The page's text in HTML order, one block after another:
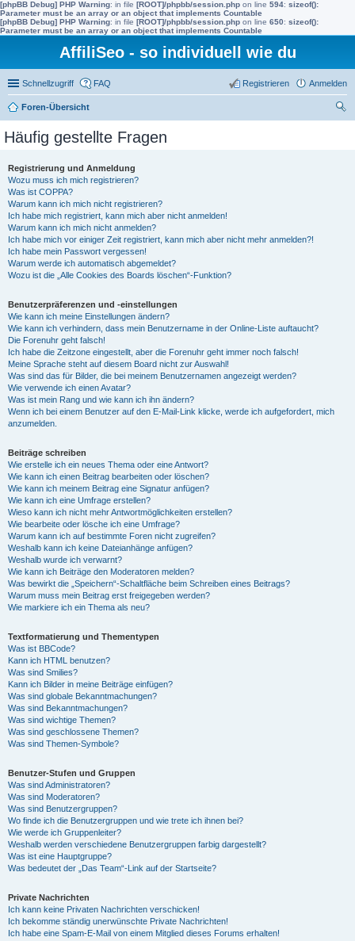
[phpBB Debug] PHP Warning: in file [ROOT]/phpbb/session.php on line 594: sizeof():
Parameter must be an array or an object that implements Countable
[phpBB Debug] PHP Warning: in file [ROOT]/phpbb/session.php on line 650: sizeof():
Parameter must be an array or an object that implements Countable
AffiliSeo - so individuell wie du
Schnellzugriff FAQ Anmelden
Registrieren
Foren-Übersicht
Häufig gestellte Fragen
Registrierung und Anmeldung
Wozu muss ich mich registrieren?
Was ist COPPA?
Warum kann ich mich nicht registrieren?
Ich habe mich registriert, kann mich aber nicht anmelden!
Warum kann ich mich nicht anmelden?
Ich habe mich vor einiger Zeit registriert, kann mich aber nicht mehr anmelden?!
Ich habe mein Passwort vergessen!
Warum werde ich automatisch abgemeldet?
Wozu ist die „Alle Cookies des Boards löschen“-Funktion?
Benutzerpräferenzen und -einstellungen
Wie kann ich meine Einstellungen ändern?
Wie kann ich verhindern, dass mein Benutzername in der Online-Liste auftaucht?
Die Forenuhr geht falsch!
Ich habe die Zeitzone eingestellt, aber die Forenuhr geht immer noch falsch!
Meine Sprache steht auf diesem Board nicht zur Auswahl!
Was sind das für Bilder, die bei meinem Benutzernamen angezeigt werden?
Wie verwende ich einen Avatar?
Was ist mein Rang und wie kann ich ihn ändern?
Wenn ich bei einem Benutzer auf den E-Mail-Link klicke, werde ich aufgefordert, mich
anzumelden.
Beiträge schreiben
Wie erstelle ich ein neues Thema oder eine Antwort?
Wie kann ich einen Beitrag bearbeiten oder löschen?
Wie kann ich meinem Beitrag eine Signatur anfügen?
Wie kann ich eine Umfrage erstellen?
Wieso kann ich nicht mehr Antwortmöglichkeiten erstellen?
Wie bearbeite oder lösche ich eine Umfrage?
Warum kann ich auf bestimmte Foren nicht zugreifen?
Weshalb kann ich keine Dateianhänge anfügen?
Weshalb wurde ich verwarnt?
Wie kann ich Beiträge den Moderatoren melden?
Was bewirkt die „Speichern“-Schaltfläche beim Schreiben eines Beitrags?
Warum muss mein Beitrag erst freigegeben werden?
Wie markiere ich ein Thema als neu?
Textformatierung und Thementypen
Was ist BBCode?
Kann ich HTML benutzen?
Was sind Smilies?
Kann ich Bilder in meine Beiträge einfügen?
Was sind globale Bekanntmachungen?
Was sind Bekanntmachungen?
Was sind wichtige Themen?
Was sind geschlossene Themen?
Was sind Themen-Symbole?
Benutzer-Stufen und Gruppen
Was sind Administratoren?
Was sind Moderatoren?
Was sind Benutzergruppen?
Wo finde ich die Benutzergruppen und wie trete ich ihnen bei?
Wie werde ich Gruppenleiter?
Weshalb werden verschiedene Benutzergruppen farbig dargestellt?
Was ist eine Hauptgruppe?
Was bedeutet der „Das Team“-Link auf der Startseite?
Private Nachrichten
Ich kann keine Privaten Nachrichten verschicken!
Ich bekomme ständig unerwünschte Private Nachrichten!
Ich habe eine Spam-E-Mail von einem Mitglied dieses Forums erhalten!